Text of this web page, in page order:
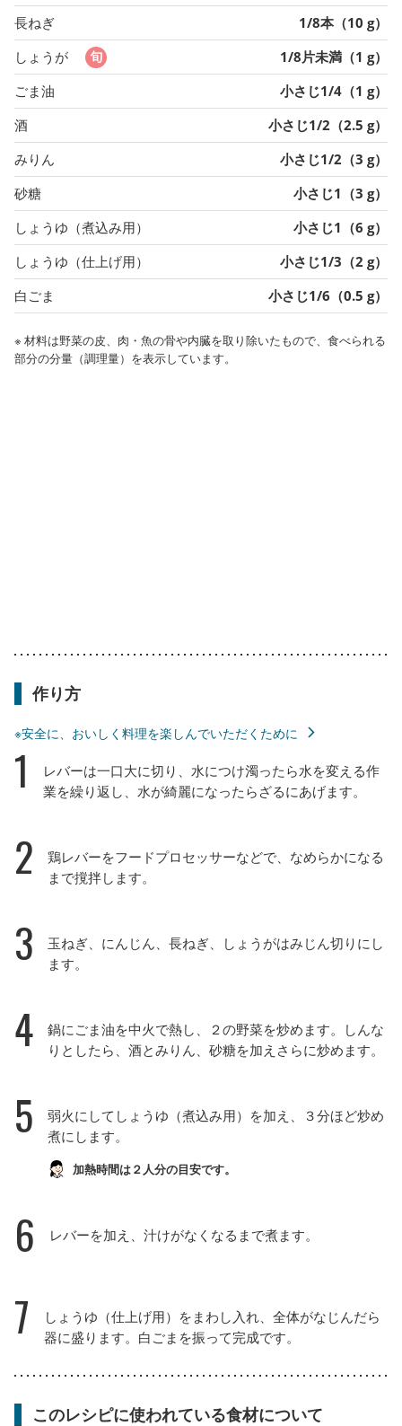
長ねぎ
1/8本（10 g）
しょうが
1/8片未満（1 g）
ごま油
小さじ1/4（1 g）
酒
小さじ1/2（2.5 g）
みりん
小さじ1/2（3 g）
砂糖
小さじ1（3 g）
しょうゆ（煮込み用）
小さじ1（6 g）
しょうゆ（仕上げ用）
小さじ1/3（2 g）
白ごま
小さじ1/6（0.5 g）
※ 材料は野菜の皮、肉・魚の骨や内臓を取り除いたもので、食べられる
部分の分量（調理量）を表示しています。
作り方
※安全に、おいしく料理を楽しんでいただくために
1
レバーは一口大に切り、水につけ濁ったら水を変える作
業を繰り返し、水が綺麗になったらざるにあげます。
2
鶏レバーをフードプロセッサーなどで、なめらかになる
まで撹拌します。
3
玉ねぎ、にんじん、長ねぎ、しょうがはみじん切りにし
ます。
4
鍋にごま油を中火で熱し、２の野菜を炒めます。しんな
りとしたら、酒とみりん、砂糖を加えさらに炒めます。
5
弱火にしてしょうゆ（煮込み用）を加え、３分ほど炒め
煮にします。
加熱時間は２人分の目安です。
6 レバーを加え、汁けがなくなるまで煮ます。
7
しょうゆ（仕上げ用）をまわし入れ、全体がなじんだら
器に盛ります。白ごまを振って完成です。
このレシピに使われている食材について